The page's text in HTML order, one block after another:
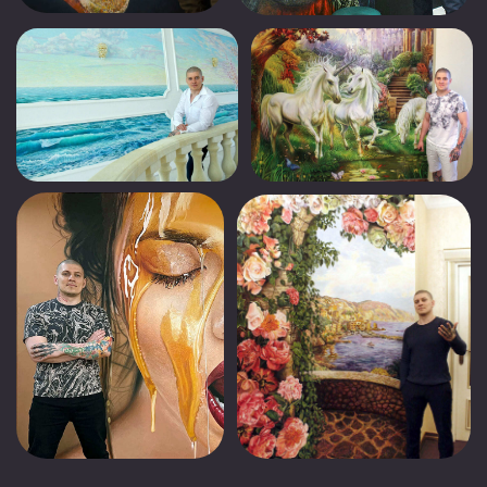
VIP
Персональный эскиз
ЗАНЯТЬ МЕСТО БЕСПЛАТНО
Персональный разбор
6-ой день
Записи
БЕСПЛАТНО
Сертификат о прохождении
Подарки каждый день
Домашние задания
5 онлайн-занятий